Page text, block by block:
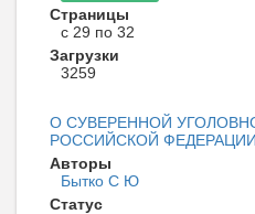
Страницы
с 29 по 32
Загрузки
3259
О СУВЕРЕННОЙ
РОССИЙСКОЙ ФЕДЕРАЦИИ
Авторы
Бытко С Ю
Статус